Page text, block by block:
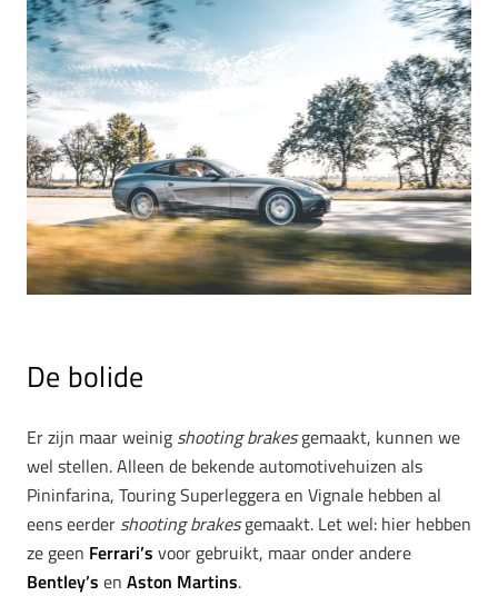
De bolide
Er zijn maar weinig shooting brakesgemaakt, kunnen we
wel stellen. Alleen de bekende automotivehuizen als
Pininfarina, Touring Superleggera en Vignale hebben al
eens eerder shooting brakesgemaakt. Let wel: hier hebben
ze geen Ferrari’s voor gebruikt, maar onder andere
Bentley’s en Aston Martins.